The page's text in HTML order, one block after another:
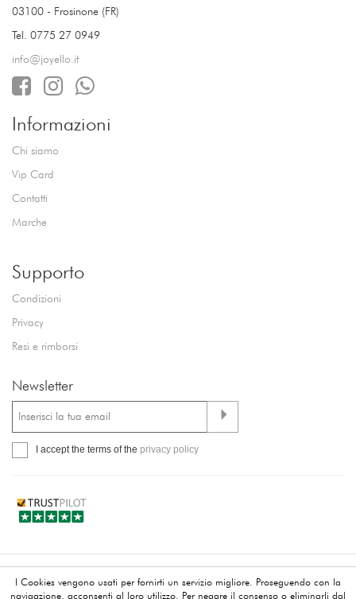
03100 - Frosinone (FR)
Tel. 0775 27 0949
info@joyello.it
Informazioni
Chi siamo
Vip Card
Contatti
Marche
Supporto
Condizioni
Privacy
Resi e rimborsi
Newsletter
I accept the terms of the privacy policy
Copyright © Joyello - 2026 - C.F e P.I. 01876220607 -Contattaci-
I Cookies vengono usati per fornirti un servizio migliore. Proseguendo con la
navigazione, acconsenti al loro utilizzo. Per negare il consenso o eliminarli dal